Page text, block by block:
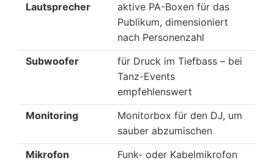
Lautsprecher
aktive PA-Boxen für das
Publikum, dimensioniert
nach Personenzahl
Subwoofer
für Druck im Tiefbass – bei
Tanz-Events
empfehlenswert
Monitoring
Monitorbox für den DJ, um
sauber abzumischen
Mikrofon
Funk- oder Kabelmikrofon